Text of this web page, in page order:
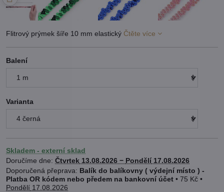
Flitrový prýmek šíře 10 mm elastický Čtěte více
Balení
Varianta
Skladem - externí sklad
Doručíme dne: Čtvrtek 13.08.2026 − Pondělí 17.08.2026
Balík do balíkovny ( výdejní místo ) -
Platba OR kódem nebo předem na bankovní účet • 75 Kč •
Pondělí 17.08.2026